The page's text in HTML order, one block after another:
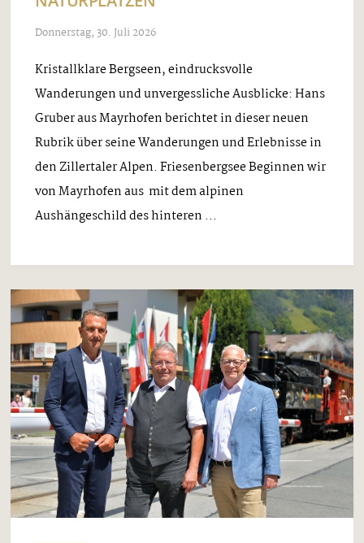
Donnerstag, 30. Juli 2026
Kristallklare Bergseen, eindrucksvolle
Wanderungen und unvergessliche Ausblicke: Hans
Gruber aus Mayrhofen berichtet in dieser neuen
Rubrik über seine Wanderungen und Erlebnisse in
den Zillertaler Alpen. Friesenbergsee Beginnen wir
von Mayrhofen aus mit dem alpinen
Aushängeschild des hinteren ...